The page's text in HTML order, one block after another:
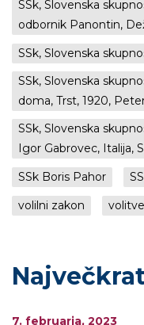
SSk, Slovenska
odbornik Panontin,
SSk, Slovenska
SSk, Slovenska
doma, Trst, 1920,
SSk, Slovenska
Igor Gabrovec, Italija,
SSk Boris Pahor
volilni zakon
volitve
7. februarja, 2023